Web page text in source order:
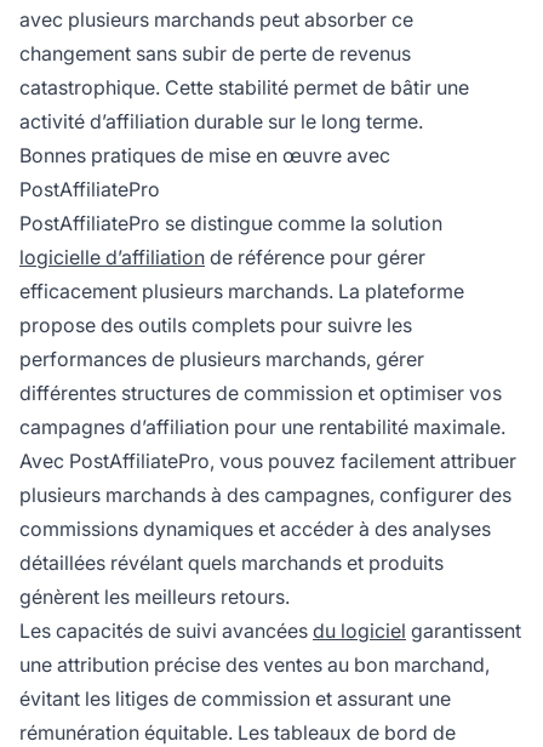
avec plusieurs marchands peut absorber ce
changement sans subir de perte de revenus
catastrophique. Cette stabilité permet de bâtir une
activité d’affiliation durable sur le long terme.
Bonnes pratiques de mise en œuvre avec
PostAffiliatePro
PostAffiliatePro se distingue comme la solution
logicielle d’affiliation de référence pour gérer
efficacement plusieurs marchands. La plateforme
propose des outils complets pour suivre les
performances de plusieurs marchands, gérer
différentes structures de commission et optimiser vos
campagnes d’affiliation pour une rentabilité maximale.
Avec PostAffiliatePro, vous pouvez facilement attribuer
plusieurs marchands à des campagnes, configurer des
commissions dynamiques et accéder à des analyses
détaillées révélant quels marchands et produits
génèrent les meilleurs retours.
Les capacités de suivi avancées du logiciel garantissent
une attribution précise des ventes au bon marchand,
évitant les litiges de commission et assurant une
rémunération équitable. Les tableaux de bord de